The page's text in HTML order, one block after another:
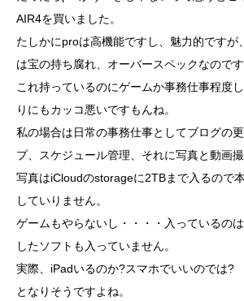
AIR4を買いました。
たしかにproは高機能ですし、魅力的ですが
は宝の持ち腐れ、オーバースペックなのです
これ持っているのにゲームか事務仕事程度
りにもカッコ悪いですもんね。
私の場合は日常の事務仕事としてブログの
プ、スケジュール管理、それに写真と動画
写真はiCloudのstorageに2TBまで入るので
していりません。
ゲームもやらないし・・・・入っているの
したソフトも入っていません。
実際、iPadいるのか?スマホでいいのでは?
となりそうですよね。